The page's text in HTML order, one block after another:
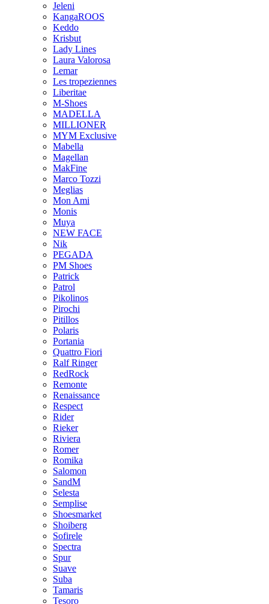
Jeleni
KangaROOS
Keddo
Krisbut
Lady Lines
Laura Valorosa
Lemar
Les tropeziennes
Liberitae
M-Shoes
MADELLA
MILLIONER
MYM Exclusive
Mabella
Magellan
MakFine
Marco Tozzi
Meglias
Mon Ami
Monis
Muya
NEW FACE
Nik
PEGADA
PM Shoes
Patrick
Patrol
Pikolinos
Pirochi
Pitillos
Polaris
Portania
Quattro Fiori
Ralf Ringer
RedRock
Remonte
Renaissance
Respect
Rider
Rieker
Riviera
Romer
Romika
Salomon
SandM
Selesta
Semplise
Shoesmarket
Shoiberg
Sofirele
Spectra
Spur
Suave
Suba
Tamaris
Tesoro